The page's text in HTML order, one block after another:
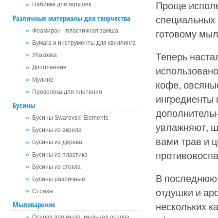
Набивка для игрушек
Различные материалы для творчества
Фоамиран - пластичная замша
Бумага и инструменты для квиллинга
Упаковка
Дополнения
Мулине
Проволока для плетения
Бусины
Бусины Swarovski Elements
Бусины из акрила
Бусины из дерева
Бусины из пластика
Бусины из стекла
Бусины различные
Стразы
Мыловарение
Проще
специальных
готовому
Теперь
кофе,
увлажняют,
вами трав и
В последнюю
отдушки и
нескольких